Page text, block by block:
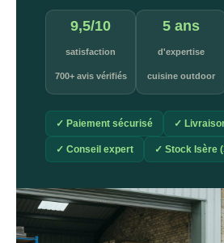
9,5/10
satisfaction
700+ avis vérifiés
5 ans
d'expertise
cuisine outdoor
✓ Paiement sécurisé ✓
✓ Conseil expert ✓ Stock Isère